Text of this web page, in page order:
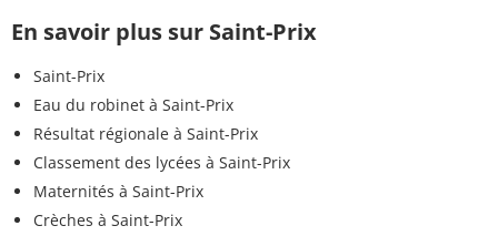
En savoir plus sur Saint-Prix
Saint-Prix
Eau du robinet à Saint-Prix
Résultat régionale à Saint-Prix
Classement des lycées à Saint-Prix
Maternités à Saint-Prix
Crèches à Saint-Prix